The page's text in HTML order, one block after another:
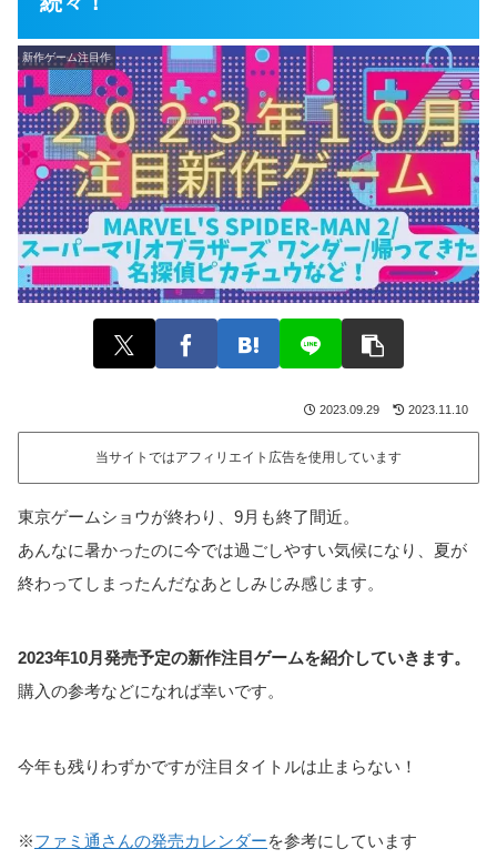
新作ゲーム注目作
2023.09.29 2023.11.10
当サイトではアフィリエイト広告を使用しています
東京ゲームショウが終わり、9月も終了間近。
あんなに暑かったのに今では過ごしやすい気候になり、夏が
終わってしまったんだなあとしみじみ感じます。
2023年10月発売予定の新作注目ゲームを紹介していきます。
購入の参考などになれば幸いです。
今年も残りわずかですが注目タイトルは止まらない！
※ファミ通さんの発売カレンダーを参考にしています